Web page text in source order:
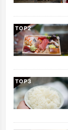
TOP
TOP